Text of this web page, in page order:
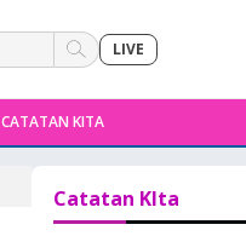
LIVE
CATATAN KITA
Catatan KIta